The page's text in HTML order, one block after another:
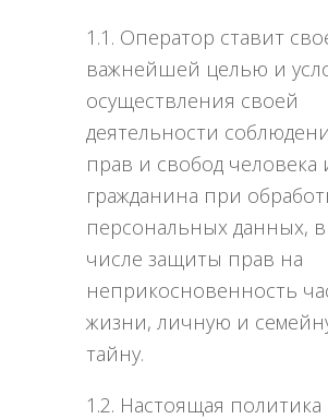
1.1. Оператор ставит
важнейшей целью и
осуществления своей
деятельности
прав и свобод человека
гражданина при
персональных данных,
числе защиты прав на
неприкосновенность
жизни, личную и
тайну.
1.2. Настоящая политика